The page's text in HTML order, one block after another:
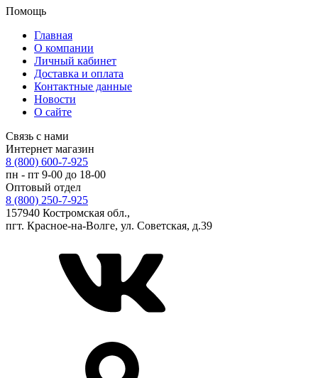
Помощь
Главная
О компании
Личный кабинет
Доставка и оплата
Контактные данные
Новости
О сайте
Связь с нами
Интернет магазин
8 (800) 600-7-925
пн - пт 9-00 до 18-00
Оптовый отдел
8 (800) 250-7-925
157940 Костромская обл.,
пгт. Красное-на-Волге, ул. Советская, д.39